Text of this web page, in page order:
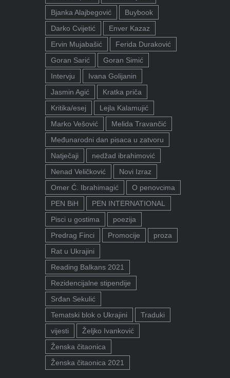
Bjanka Alajbegović
Buybook
Darko Cvijetić
Enver Kazaz
Ervin Mujabašić
Ferida Duraković
Goran Sarić
Goran Simić
Intervju
Ivana Golijanin
Jasmin Agić
Kratka priča
Kritika/esej
Lejla Kalamujić
Marko Vešović
Melida Travančić
Međunarodni dan pisaca u zatvoru
Natječaji
nedžad ibrahimović
Nenad Veličković
Novi Izraz
Omer Ć. Ibrahimagić
O penovcima
PEN BiH
PEN INTERNATIONAL
Pisci u gostima
poezija
Predrag Finci
Promocije
proza
Rat u Ukrajini
Reading Balkans 2021
Rezidencijalne stipendije
Srđan Sekulić
Tematski blok o Ukrajini
Traduki
vijesti
Željko Ivanković
Ženska čitaonica
Ženska čitaonica 2021